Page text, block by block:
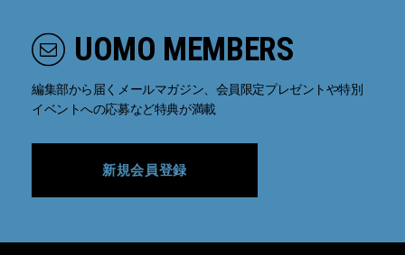
UOMO MEMBERS
編集部から届くメールマガジン、会員限定プレゼントや特別
イベントへの応募など特典が満載
新規会員登録